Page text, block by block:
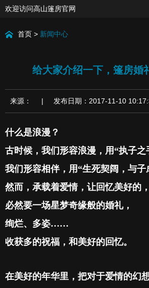
欢迎访问高山篷房官网
首页 > 新闻中心
给大家介绍一下，篷房婚
来源： | 发布日期：2017-11-10
什么是浪漫？
古时候，我们形容浪漫，用 “执子之
我们形容相伴，用 “生死契阔，与子
然而，承载着爱情，让回忆美好的，
必然要一场星梦奇缘般的婚礼，
绚烂、多姿……
收获多的祝福，和美好的回忆。
在美好的年华里，把对于爱情的幻